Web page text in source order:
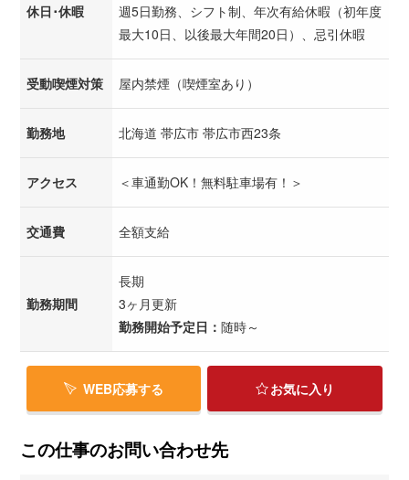
休日･休暇
週5日勤務、シフト制、年次有給休暇（初年度
最大10日、以後最大年間20日）、忌引休暇
受動喫煙対策 屋内禁煙（喫煙室あり）
勤務地 北海道 帯広市 帯広市西23条
アクセス ＜車通勤OK！無料駐車場有！＞
交通費 全額支給
勤務期間
長期
3ヶ月更新
勤務開始予定日： 随時～
WEB応募する お気に入り
この仕事のお問い合わせ先